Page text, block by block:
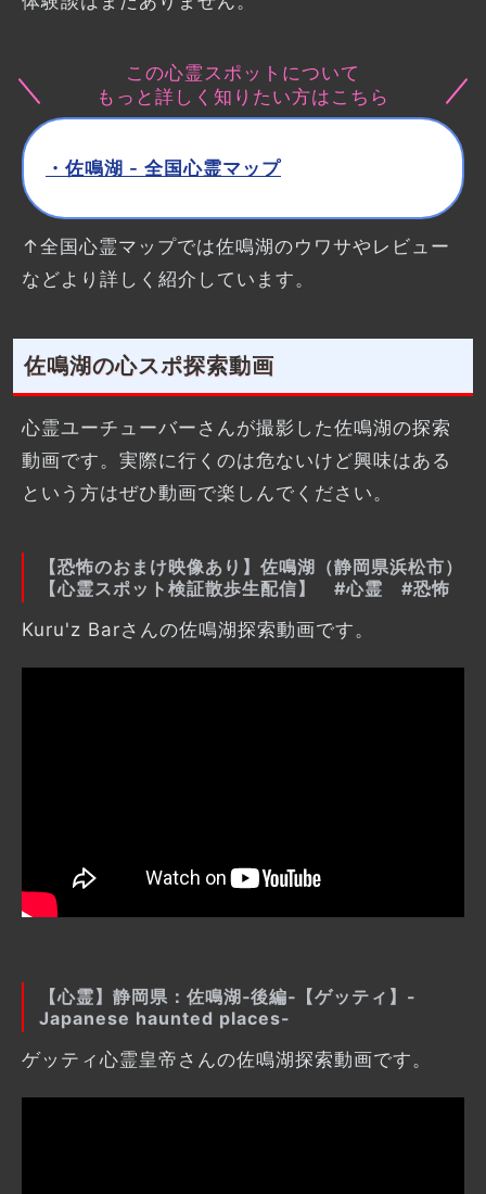
この心霊スポットについて
もっと詳しく知りたい方はこちら
・佐鳴湖 - 全国心霊マップ
↑全国心霊マップでは佐鳴湖のウワサやレビュー
などより詳しく紹介しています。
佐鳴湖の心スポ探索動画
心霊ユーチューバーさんが撮影した佐鳴湖の探索
動画です。実際に行くのは危ないけど興味はある
という方はぜひ動画で楽しんでください。
【恐怖のおまけ映像あり】佐鳴湖（静岡県浜松市）
【心霊スポット検証散歩生配信】 #心霊 #恐怖
Kuru'z Barさんの佐鳴湖探索動画です。
【心霊】静岡県：佐鳴湖‐後編‐【ゲッティ】-
Japanese haunted places-
ゲッティ心霊皇帝さんの佐鳴湖探索動画です。